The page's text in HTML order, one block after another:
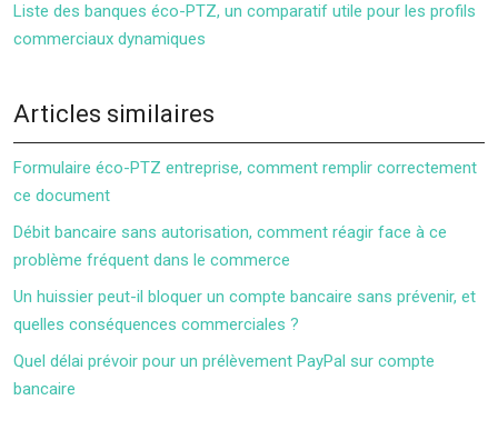
Liste des banques éco-PTZ, un comparatif utile pour les profils
commerciaux dynamiques
Articles similaires
Formulaire éco-PTZ entreprise, comment remplir correctement
ce document
Débit bancaire sans autorisation, comment réagir face à ce
problème fréquent dans le commerce
Un huissier peut-il bloquer un compte bancaire sans prévenir, et
quelles conséquences commerciales ?
Quel délai prévoir pour un prélèvement PayPal sur compte
bancaire